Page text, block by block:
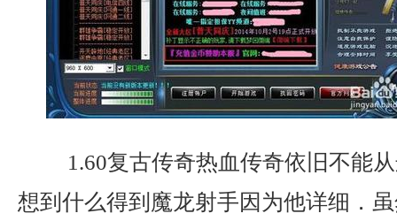
1.60复古传奇热血传奇依旧不能
想到什么得到魔龙射手因为他详细．